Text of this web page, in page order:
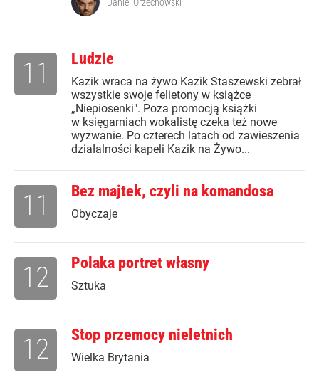
Ludzie
Kazik wraca na żywo Kazik Staszewski zebrał
wszystkie swoje felietony w książce
„Niepiosenki". Poza promocją książki
w księgarniach wokalistę czeka też nowe
wyzwanie. Po czterech latach od zawieszenia
działalności kapeli Kazik na Żywo...
11
Bez majtek, czyli na komandosa
Obyczaje
11
Polaka portret własny
Sztuka
12
Stop przemocy nieletnich
Wielka Brytania
12